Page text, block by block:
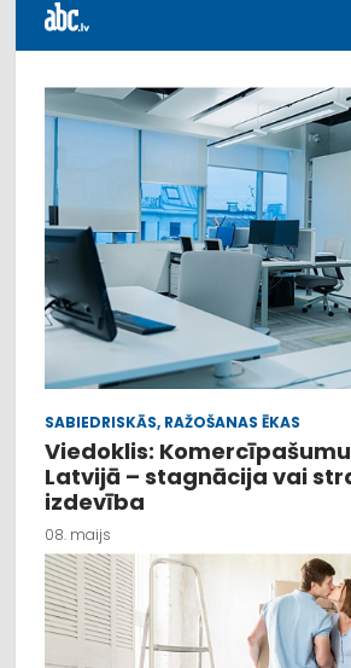
SABIEDRISKĀS, RAŽOŠANAS ĒKAS
Viedoklis:
Latvijā – stagnācija vai
izdevība
08. maijs